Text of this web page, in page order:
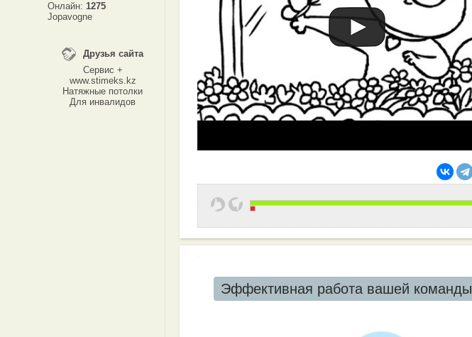
Онлайн: 1275
Jopavogne
Друзья сайта
Сервис +
www.stimeks.kz
Натяжные потолки
Для инвалидов
Эффективная работа вашей команды